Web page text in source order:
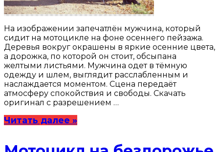
На изображении запечатлён мужчина, который
сидит на мотоцикле на фоне осеннего пейзажа.
Деревья вокруг окрашены в яркие осенние цвета,
а дорожка, по которой он стоит, обсыпана
желтыми листьями. Мужчина одет в тёмную
одежду и шлем, выглядит расслабленным и
наслаждается моментом. Сцена передаёт
атмосферу спокойствия и свободы. Скачать
оригинал с разрешением …
Читать далее »